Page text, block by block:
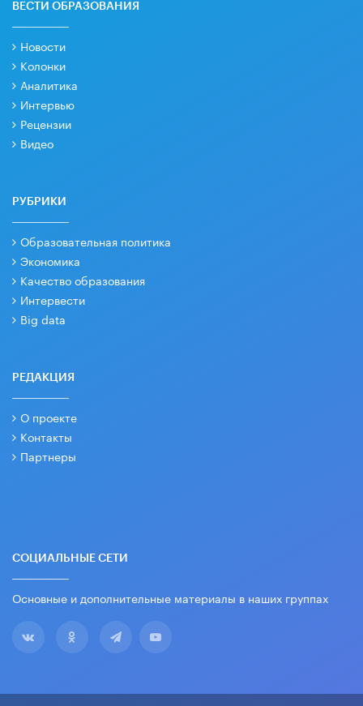
ВЕСТИ ОБРАЗОВАНИЯ
Новости
Колонки
Аналитика
Интервью
Рецензии
Видео
РУБРИКИ
Образовательная политика
Экономика
Качество образования
Интервести
Big data
РЕДАКЦИЯ
О проекте
Контакты
Партнеры
СОЦИАЛЬНЫЕ СЕТИ
Основные и дополнительные материалы в наших группах